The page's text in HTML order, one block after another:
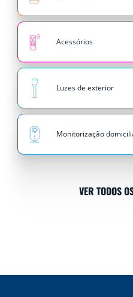
Acessórios
Luzes de exterior
Monitorização
VER TODOS